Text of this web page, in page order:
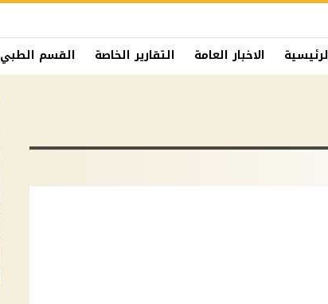
الاخبار العامة التقارير الخاصة القسم الطبي